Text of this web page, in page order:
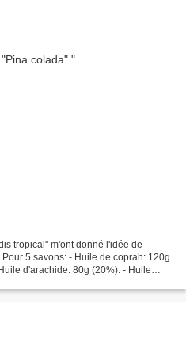
tropical" m'ont donné l'idée de
5 savons: - Huile de coprah: 120g
d'arachide: 80g (20%). - Huile